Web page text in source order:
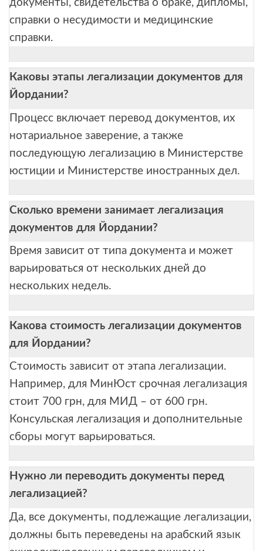
справки о несудимости и медицинские
справки.
Каковы этапы легализации документов для
Йордании?
Процесс включает перевод документов, их
нотариальное заверение, а также
последующую легализацию в Министерстве
юстиции и Министерстве иностранных дел.
Сколько времени занимает легализация
документов для Йордании?
Время зависит от типа документа и может
варьироваться от нескольких дней до
нескольких недель.
Какова стоимость легализации документов
для Йордании?
Стоимость зависит от этапа легализации.
Например, для МинЮст срочная легализация
стоит 700 грн, для МИД – от 600 грн.
Консульская легализация и дополнительные
сборы могут варьироваться.
Нужно ли переводить документы перед
легализацией?
Да, все документы, подлежащие легализации,
должны быть переведены на арабский язык